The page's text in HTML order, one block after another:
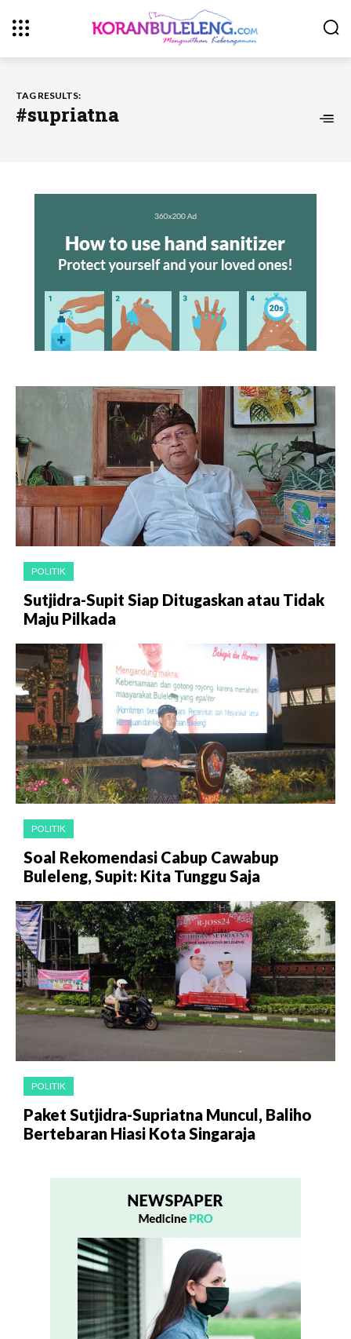
TAG RESULTS:
#supriatna
POLITIK
Sutjidra-Supit Siap Ditugaskan atau Tidak
Maju Pilkada
POLITIK
Soal Rekomendasi Cabup Cawabup
Buleleng, Supit: Kita Tunggu Saja
POLITIK
Paket Sutjidra-Supriatna Muncul, Baliho
Bertebaran Hiasi Kota Singaraja